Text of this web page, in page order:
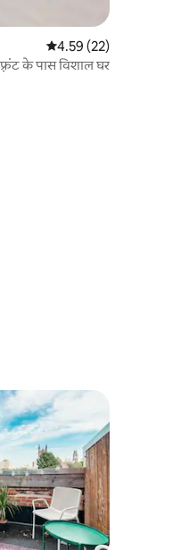
औसत रेटिंग 5 में से 4.59,
4.59 (22)
के पास विशाल घर